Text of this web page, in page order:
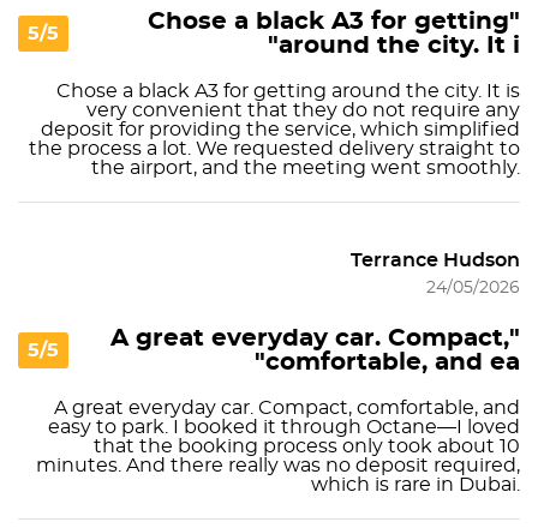
5/5
"Chose a black A3 for getting
around the city. It i"
Chose a black A3 for getting around the city. It is
very convenient that they do not require any
deposit for providing the service, which simplified
the process a lot. We requested delivery straight to
the airport, and the meeting went smoothly.
Terrance Hudson
24/05/2026
5/5
"A great everyday car. Compact,
comfortable, and ea"
A great everyday car. Compact, comfortable, and
easy to park. I booked it through Octane—I loved
that the booking process only took about 10
minutes. And there really was no deposit required,
which is rare in Dubai.